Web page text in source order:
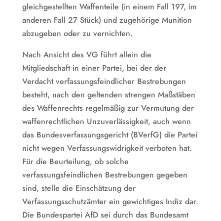
gleichgestellten Waffenteile (in einem Fall 197, im
anderen Fall 27 Stück) und zugehörige Munition
abzugeben oder zu vernichten.
Nach Ansicht des VG führt allein die
Mitgliedschaft in einer Partei, bei der der
Verdacht verfassungsfeindlicher Bestrebungen
besteht, nach den geltenden strengen Maßstäben
des Waffenrechts regelmäßig zur Vermutung der
waffenrechtlichen Unzuverlässigkeit, auch wenn
das Bundesverfassungsgericht (BVerfG) die Partei
nicht wegen Verfassungswidrigkeit verboten hat.
Für die Beurteilung, ob solche
verfassungsfeindlichen Bestrebungen gegeben
sind, stelle die Einschätzung der
Verfassungsschutzämter ein gewichtiges Indiz dar.
Die Bundespartei AfD sei durch das Bundesamt